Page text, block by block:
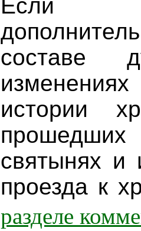
Если
составе
истории
святынях и
проезда к
разделе